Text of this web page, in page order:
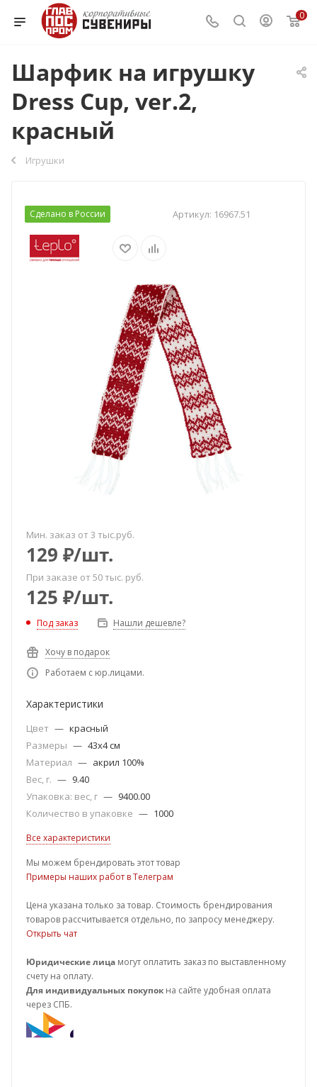
0
Шарфик на игрушку
Dress Cup, ver.2,
красный
Игрушки
Сделано в России Артикул: 16967.51
Мин. заказ от 3 тыс.руб.
129 ₽/шт.
При заказе от 50 тыс. руб.
125 ₽/шт.
Под заказ Нашли дешевле?
Хочу в подарок
Работаем с юр.лицами.
Характеристики
Цвет — красный
Размеры — 43х4 см
Материал — акрил 100%
Вес, г. — 9.40
Упаковка: вес, г — 9400.00
Количество в упаковке — 1000
Все характеристики
Мы можем брендировать этот товар
Примеры наших работ в Телеграм
Цена указана только за товар. Стоимость брендирования
товаров рассчитывается отдельно, по запросу менеджеру.
Открыть чат
Юридические лица могут оплатить заказ по выставленному
счету на оплату.
Для индивидуальных покупок на сайте удобная оплата
через СПБ.